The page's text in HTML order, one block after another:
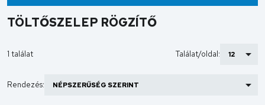
TÖLTŐSZELEP RÖGZÍTŐ
1 találat Találat/oldal:
Rendezés: